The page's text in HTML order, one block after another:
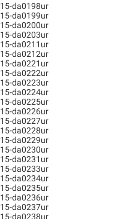
15-da0198ur
15-da0199ur
15-da0200ur
15-da0203ur
15-da0211ur
15-da0212ur
15-da0221ur
15-da0222ur
15-da0223ur
15-da0224ur
15-da0225ur
15-da0226ur
15-da0227ur
15-da0228ur
15-da0229ur
15-da0230ur
15-da0231ur
15-da0233ur
15-da0234ur
15-da0235ur
15-da0236ur
15-da0237ur
15-da0238ur